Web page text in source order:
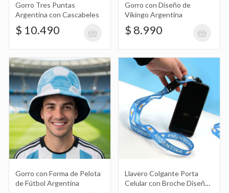
Gorro Tres Puntas
Argentina con Cascabeles
$ 10.490
Gorro con Diseño de
Vikingo Argentina
$ 8.990
Gorro con Forma de Pelota
de Fútbol Argentina
Llavero Colgante Porta
Celular con Broche Diseño